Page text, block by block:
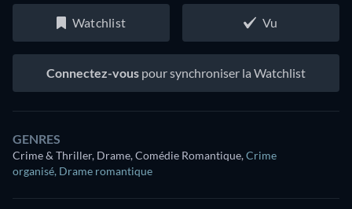
Watchlist Vu
Connectez-vous pour synchroniser la Watchlist
GENRES
Crime & Thriller, Drame, Comédie Romantique,Crime
organisé, Drame romantique